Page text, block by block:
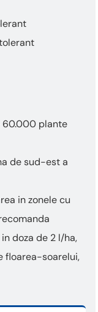
60.000 plante
de sud-est a
in zonele cu
doza de 2 l/ha,
floarea-soarelui,